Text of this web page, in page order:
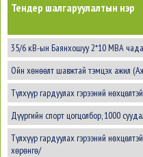
Тендер шалгаруулалтын нэр
35/6 кВ-ын Баянхошуу 2*10 МВА
Ойн хөнөөлт шавжтай тэмцэх ажил
Түлхүүр гардуулах гэрээний
Дүүргийн спорт цогцолбор, 1000
Түлхүүр гардуулах гэрээний
хөрөнгө/